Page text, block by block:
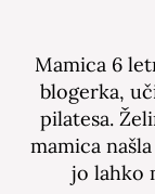
Mamica 6
blogerka,
pilatesa.
mamica
jo lahko